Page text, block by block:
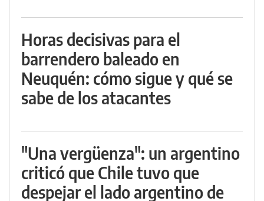
Horas decisivas para el
barrendero baleado en
Neuquén: cómo sigue y qué se
sabe de los atacantes
"Una vergüenza": un argentino
criticó que Chile tuvo que
despejar el lado argentino de